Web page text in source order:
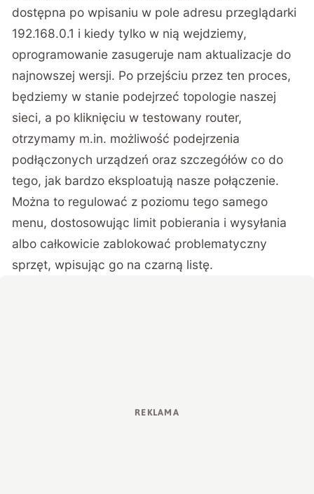
dostępna po wpisaniu w pole adresu przeglądarki
192.168.0.1 i kiedy tylko w nią wejdziemy,
oprogramowanie zasugeruje nam aktualizacje do
najnowszej wersji. Po przejściu przez ten proces,
będziemy w stanie podejrzeć topologie naszej
sieci, a po kliknięciu w testowany router,
otrzymamy m.in. możliwość podejrzenia
podłączonych urządzeń oraz szczegółów co do
tego, jak bardzo eksploatują nasze połączenie.
Można to regulować z poziomu tego samego
menu, dostosowując limit pobierania i wysyłania
albo całkowicie zablokować problematyczny
sprzęt, wpisując go na czarną listę.